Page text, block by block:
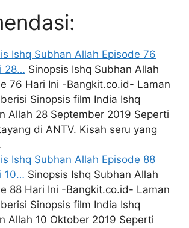
Ishq Subhan Allah Episode 76
28… Sinopsis Ishq Subhan Allah
76 Hari Ini -Bangkit.co.id- Laman
Sinopsis film India Ishq
Allah 28 September 2019 Seperti
di ANTV. Kisah seru yang
Ishq Subhan Allah Episode 88
10… Sinopsis Ishq Subhan Allah
88 Hari Ini -Bangkit.co.id- Laman
Sinopsis film India Ishq
Allah 10 Oktober 2019 Seperti